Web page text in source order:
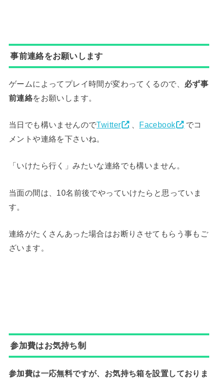
事前連絡をお願いします
ゲームによってプレイ時間が変わってくるので、 必ず事
前連絡をお願いします。
当日でも構いませんのでTwitter Facebook
でコ
メントや連絡を下さいね。
「いけたら行く」みたいな連絡でも構いません。
当面の間は、10名前後でやっていけたらと思っていま
す。
連絡がたくさんあった場合はお断りさせてもらう事もご
ざいます。
参加費はお気持ち制
参加費は一応無料ですが、お気持ち箱を設置しておりま